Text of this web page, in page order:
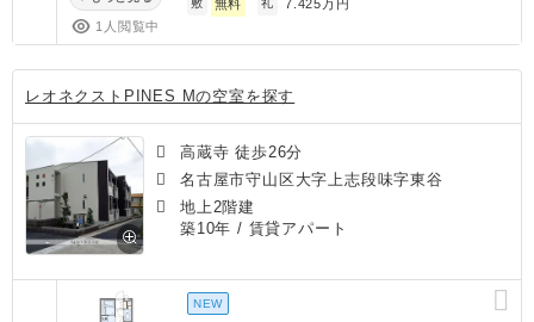
1人閲覧中
敷 無料 礼 7.425万円
レオネクストPINES Mの空室を探す
高蔵寺 徒歩26分
名古屋市守山区大字上志段味字東谷
地上2階建
築10年 / 賃貸アパート
NEW